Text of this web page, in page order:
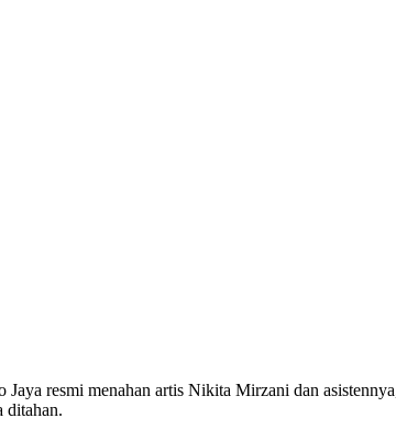
resmi menahan artis Nikita Mirzani dan
ditahan.